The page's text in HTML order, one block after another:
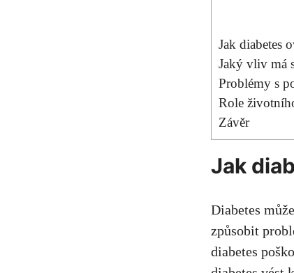
Jak diabetes
Jaký vliv má
Problémy s
Role
Závěr
Jak
Diabetes
způsobit
diabetes